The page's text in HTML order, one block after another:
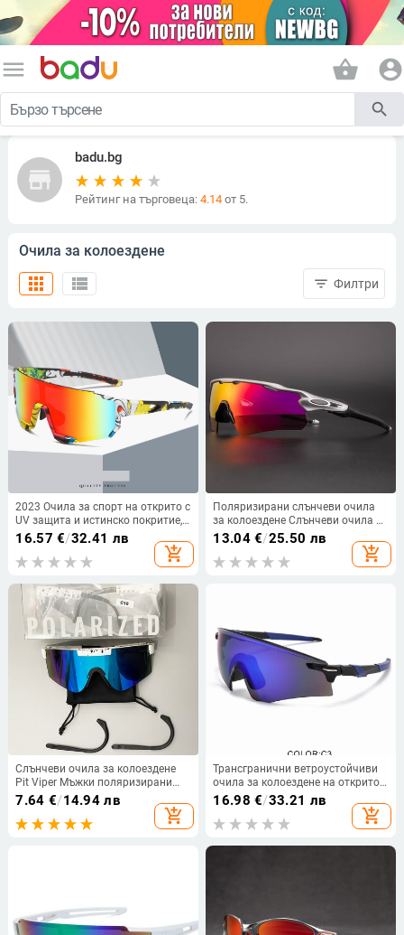
menu shopping_basket account_circle
search
store
badu.bg
Рейтинг на търговеца: 4.14от 5.
Очила за колоездене
view_list
apps filter_list Филтри
2023 Очила за спорт на открито с
UV защита и истинско покритие,
еднокомпонентни лещи, унисекс
слънчеви очила, защитни очила
за колоездене
16.57 €/32.41 лв
add_shopping_cart
Поляризирани слънчеви очила
за колоездене Слънчеви очила за
велосипеди на открито Мъжки
очила за MTB колоездене Очила
за шосеен велосипед
13.04€/25.50 лв
add_shopping_cart
Слънчеви очила за колоездене
Pit Viper Мъжки поляризирани
очила Очила за риболов на
открито Дамски спорт MTB
UV400 Велосипедни очила
7.64 €/14.94 лв
add_shopping_cart
Трансгранични ветроустойчиви
очила за колоездене на открито,
стилни и цветни слънчеви очила
за бягане със слънцезащита,
спортни очила за колоездене
16.98 €/33.21 лв
add_shopping_cart